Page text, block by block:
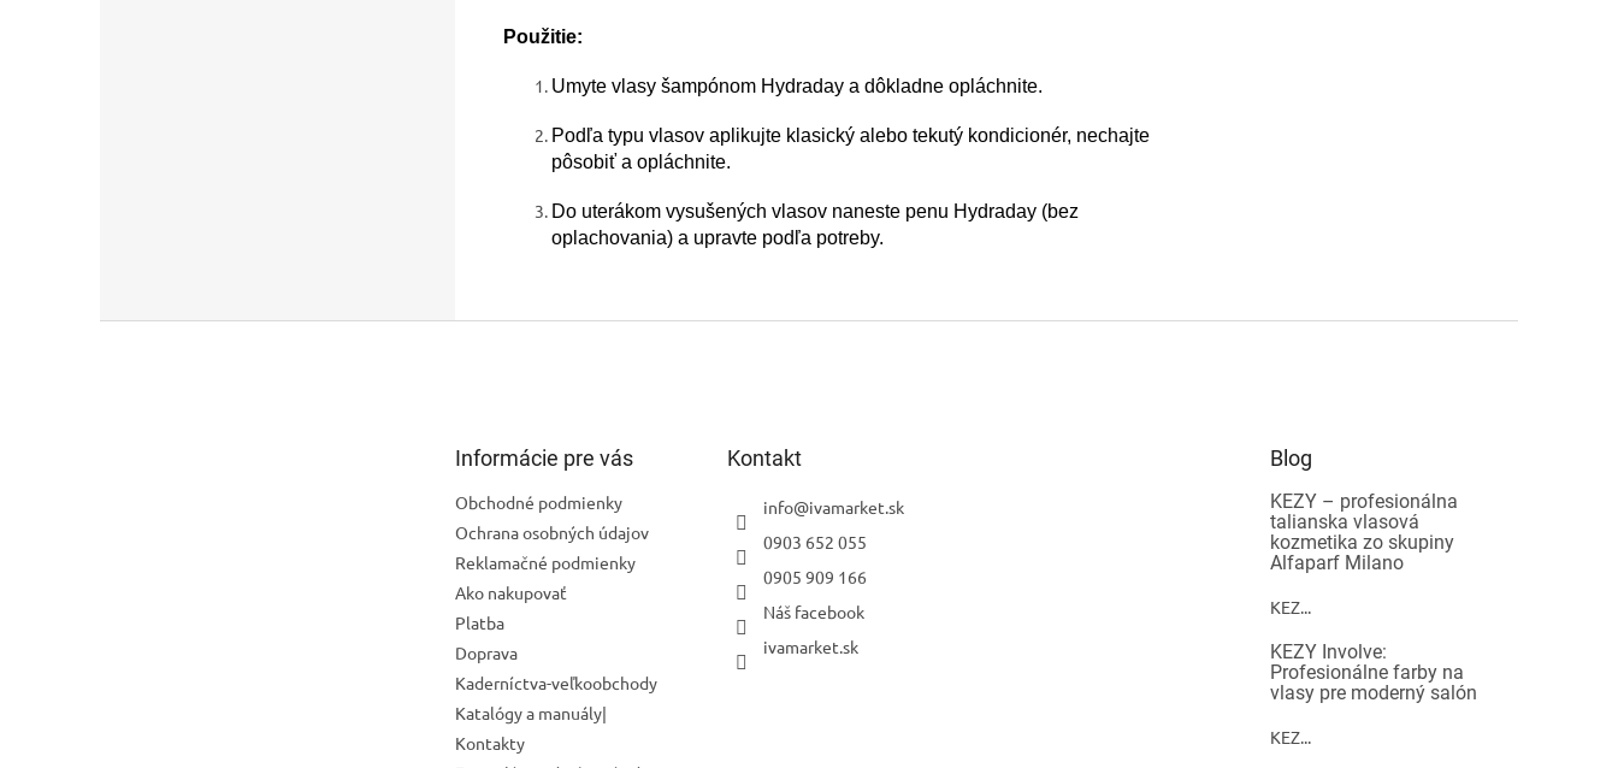
Použitie:
Umyte vlasy šampónom Hydraday a dôkladne opláchnite.
Podľa typu vlasov aplikujte klasický alebo tekutý kondicionér, nechajte
pôsobiť a opláchnite.
Do uterákom vysušených vlasov naneste penu Hydraday (bez
oplachovania) a upravte podľa potreby.
Informácie pre vás
Obchodné podmienky
Ochrana osobných údajov
Reklamačné podmienky
Ako nakupovať
Platba
Doprava
Kaderníctva-veľkoobchody
Katalógy a manuály|
Kontakty
Kontakt
info@ivamarket.sk
0903 652 055
0905 909 166
Náš facebook
ivamarket.sk
Blog
KEZY – profesionálna
talianska vlasová
kozmetika zo skupiny
Alfaparf Milano
KEZ...
KEZY Involve:
Profesionálne farby na
vlasy pre moderný salón
KEZ...